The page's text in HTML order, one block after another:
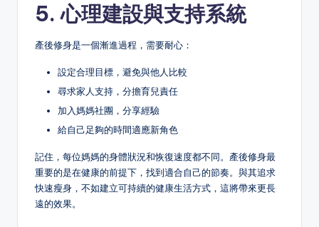
5. 心理建設與支持系統
產後修身是一個漸進過程，需要耐心：
設定合理目標，避免與他人比較
尋求家人支持，分擔育兒責任
加入媽媽社團，分享經驗
給自己足夠的時間適應新角色
記住，每位媽媽的身體狀況和恢復速度都不同。產後修身最
重要的是在健康的前提下，找到適合自己的節奏。與其追求
快速瘦身，不如建立可持續的健康生活方式，這將帶來更長
遠的效果。